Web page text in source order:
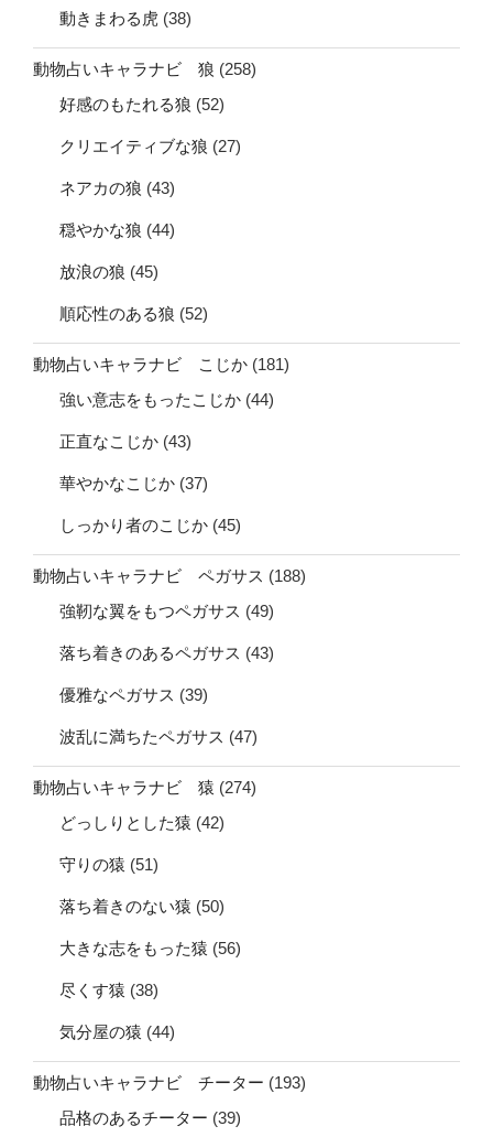
動きまわる虎 (38)
動物占いキャラナビ 狼 (258)
好感のもたれる狼 (52)
クリエイティブな狼 (27)
ネアカの狼 (43)
穏やかな狼 (44)
放浪の狼 (45)
順応性のある狼 (52)
動物占いキャラナビ こじか (181)
強い意志をもったこじか (44)
正直なこじか (43)
華やかなこじか (37)
しっかり者のこじか (45)
動物占いキャラナビ ペガサス (188)
強靭な翼をもつペガサス (49)
落ち着きのあるペガサス (43)
優雅なペガサス (39)
波乱に満ちたペガサス (47)
動物占いキャラナビ 猿 (274)
どっしりとした猿 (42)
守りの猿 (51)
落ち着きのない猿 (50)
大きな志をもった猿 (56)
尽くす猿 (38)
気分屋の猿 (44)
動物占いキャラナビ チーター (193)
品格のあるチーター (39)